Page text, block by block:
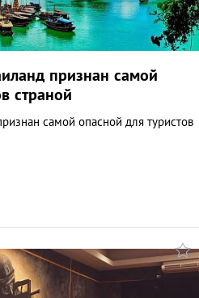
признан самой
страной
самой опасной для туристов